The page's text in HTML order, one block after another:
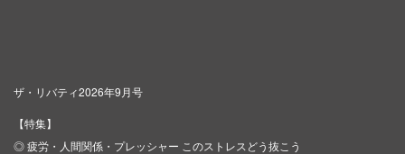
ザ・リバティ2026年9月号
【特集】
◎ 疲労・人間関係・プレッシャー このストレスどう抜こう